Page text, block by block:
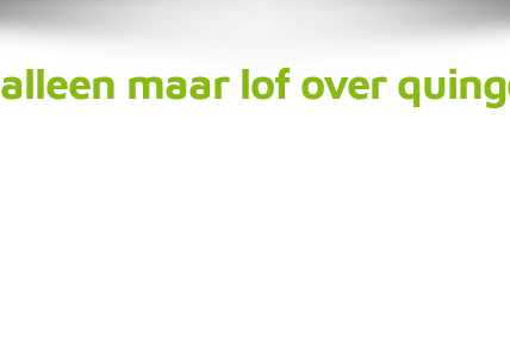
alleen maar lof over